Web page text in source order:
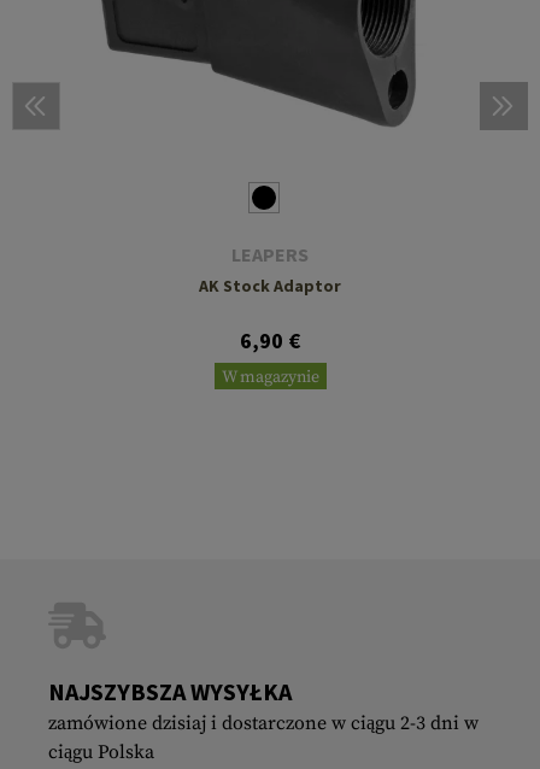
LEAPERS
AK Stock Adaptor
6,90 €
W magazynie
NAJSZYBSZA WYSYŁKA
zamówione dzisiaj i dostarczone w ciągu 2-3 dni w
ciągu Polska